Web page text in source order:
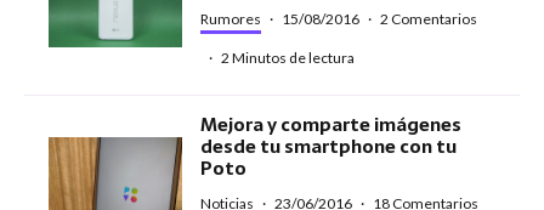
Rumores · 15/08/2016 · 2 Comentarios
· 2 Minutos de lectura
Mejora y comparte imágenes
desde tu smartphone con tu
Poto
Noticias · 23/06/2016 · 18 Comentarios